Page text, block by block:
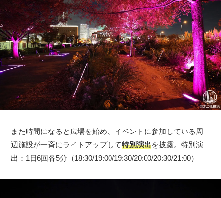
また時間になると広場を始め、イベントに参加している周
辺施設が一斉にライトアップして特別演出を披露。特別演
出：1日6回各5分（18:30/19:00/19:30/20:00/20:30/21:00）